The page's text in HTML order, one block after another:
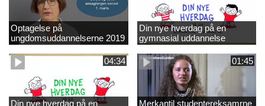
Optagelse på
ungdomsuddannelserne 2019
Din nye hverdag på en
gymnasial uddannelse
04:34
Din nye hverdag på en
01:45
Merkantil studentereksamrne